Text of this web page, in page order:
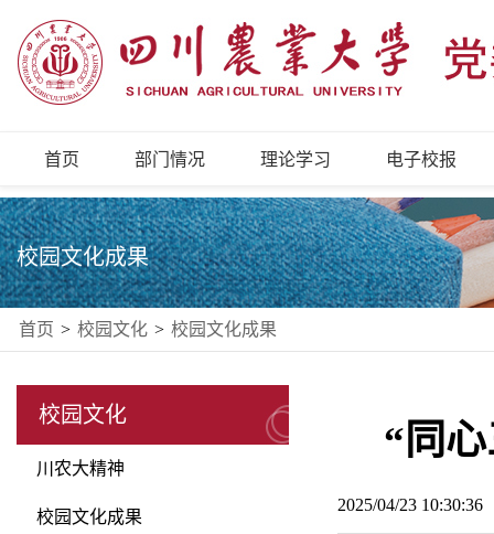
首页 部门情况 理论学习 电子校报
校园文化成果
首页 > 校园文化 > 校园文化成果
校园文化
川农大精神
校园文化成果
“同
2025/04/23